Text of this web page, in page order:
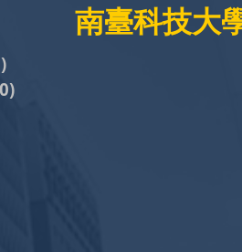
南臺科技大